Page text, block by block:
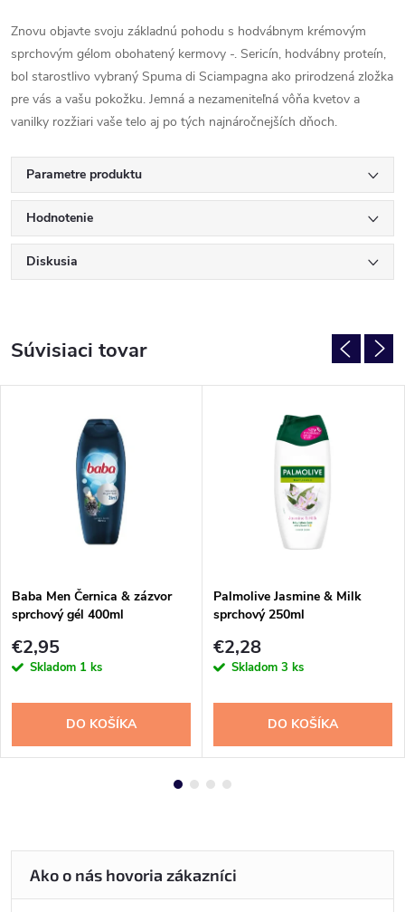
Znovu objavte svoju základnú pohodu s hodvábnym krémovým
sprchovým gélom obohatený kermovy -. Sericín, hodvábny proteín,
bol starostlivo vybraný Spuma di Sciampagna ako prirodzená zložka
pre vás a vašu pokožku. Jemná a nezameniteľná vôňa kvetov a
vanilky rozžiari vaše telo aj po tých najnáročnejších dňoch.
Parametre produktu
Hodnotenie
Diskusia
Súvisiaci tovar
Baba Men Černica & zázvor
sprchový gél 400ml
€2,95
Skladom 1 ks
DO KOŠÍKA
Palmolive Jasmine & Milk
sprchový 250ml
€2,28
Skladom 3 ks
DO KOŠÍKA